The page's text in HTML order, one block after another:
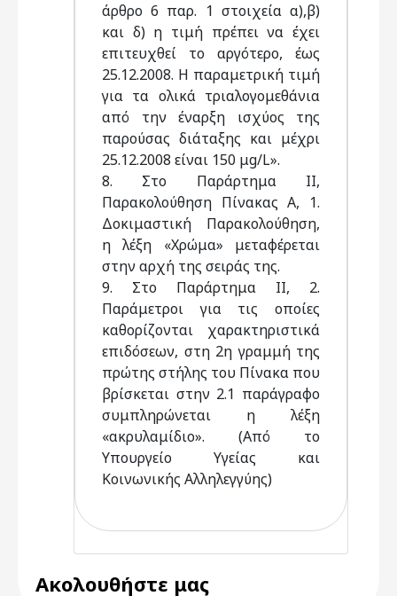
άρθρο 6 παρ. 1 στοιχεία α),β)
και δ) η τιμή πρέπει να έχει
επιτευχθεί το αργότερο, έως
25.12.2008. Η παραμετρική τιμή
για τα ολικά τριαλογομεθάνια
από την έναρξη ισχύος της
παρούσας διάταξης και μέχρι
25.12.2008 είναι 150 μg/L».
8. Στο Παράρτημα II,
Παρακολούθηση Πίνακας Α, 1.
Δοκιμαστική Παρακολούθηση,
η λέξη «Χρώμα» μεταφέρεται
στην αρχή της σειράς της.
9. Στο Παράρτημα II, 2.
Παράμετροι για τις οποίες
καθορίζονται χαρακτηριστικά
επιδόσεων, στη 2η γραμμή της
πρώτης στήλης του Πίνακα που
βρίσκεται στην 2.1 παράγραφο
συμπληρώνεται η λέξη
«ακρυλαμίδιο». (Από το
Υπουργείο Υγείας και
Κοινωνικής Αλληλεγγύης)
Ακολουθήστε μας